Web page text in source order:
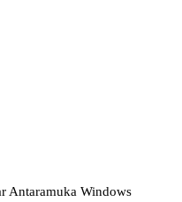
Antaramuka Windows